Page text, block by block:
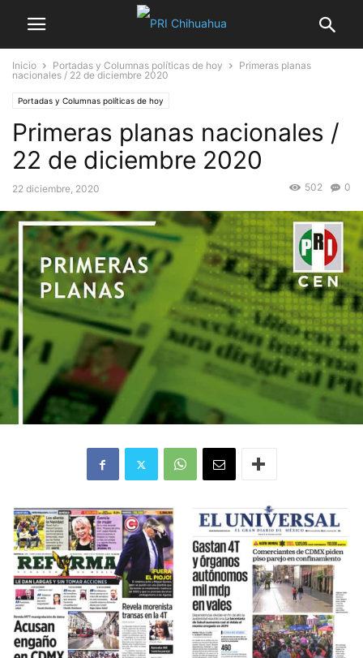
Inicio Portadas y Columnas políticas de hoy
Primeras planas
nacionales / 22 de diciembre 2020
Portadas y Columnas políticas de hoy
Primeras planas nacionales /
22 de diciembre 2020
22 diciembre, 2020 0
502